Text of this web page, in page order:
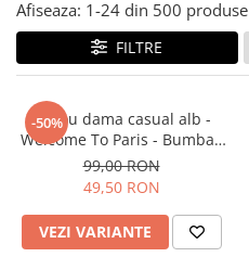
Tricouri si topuri
Rochii de eveniment
Afiseaza: 1-24 din 500 produse
FILTRE
-50%
Tricou dama casual alb -
Welcome To Paris - Bumbac
Organic
99,00 RON
49,50 RON
VEZI VARIANTE